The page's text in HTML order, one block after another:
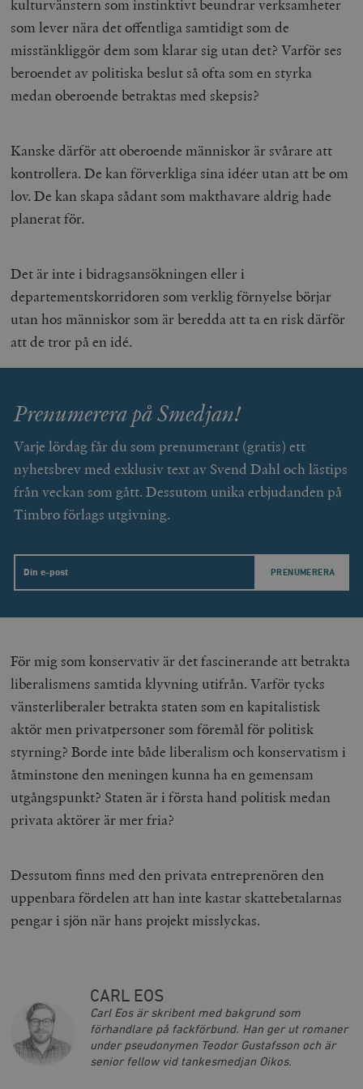
kulturvänstern som instinktivt beundrar verksamheter
som lever nära det offentliga samtidigt som de
misstänkliggör dem som klarar sig utan det? Varför ses
beroendet av politiska beslut så ofta som en styrka
medan oberoende betraktas med skepsis?
Kanske därför att oberoende människor är svårare att
kontrollera. De kan förverkliga sina idéer utan att be om
lov. De kan skapa sådant som makthavare aldrig hade
planerat för.
Det är inte i bidragsansökningen eller i
departementskorridoren som verklig förnyelse börjar
utan hos människor som är beredda att ta en risk därför
att de tror på en idé.
Prenumerera på Smedjan!
Varje lördag får du som prenumerant (gratis) ett
nyhetsbrev med exklusiv text av Svend Dahl och lästips
från veckan som gått. Dessutom unika erbjudanden på
Timbro förlags utgivning.
Email
För mig som konservativ är det fascinerande att betrakta
liberalismens samtida klyvning utifrån. Varför tycks
vänsterliberaler betrakta staten som en kapitalistisk
aktör men privatpersoner som föremål för politisk
styrning? Borde inte både liberalism och konservatism i
åtminstone den meningen kunna ha en gemensam
utgångspunkt? Staten är i första hand politisk medan
privata aktörer är mer fria?
Dessutom finns med den privata entreprenören den
uppenbara fördelen att han inte kastar skattebetalarnas
pengar i sjön när hans projekt misslyckas.
CARL EOS
Carl Eos är skribent med bakgrund som
förhandlare på fackförbund. Han ger ut romaner
under pseudonymen Teodor Gustafsson och är
senior fellow vid tankesmedjan Oikos.
Strikt nödvändigt Analys
Marknadsföring Funktioner
Strikt nödvändiga kakor tillåter
kärnwebbplatsfunktioner som användarinloggning
ordentligt utan strikt nödvändiga cookies.
woocommerce_cart_hash
Automattic
Inc.
timbro.se
{32}
__cf_bm
_hjAbsoluteSessionInProgress
Hotjar Ltd